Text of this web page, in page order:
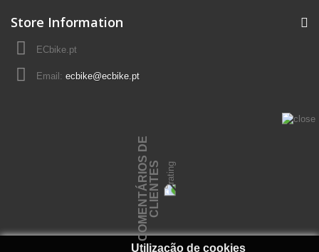
Store Information
ECbike.pt
Email: ecbike@ecbike.pt
Utilização de cookies
C
O
M
E
N
T
Á
R
I
O
S
D
E
C
L
I
E
N
T
ES